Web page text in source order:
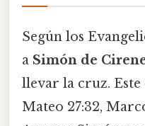
Según los
a Simón de
llevar la cruz. Este
Mateo 27:32,